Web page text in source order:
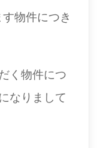
物件につき
く物件につ
なりまして